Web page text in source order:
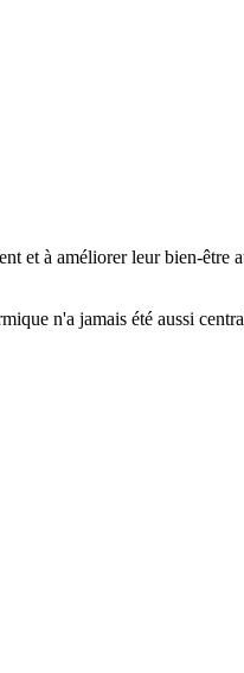
et à améliorer leur bien-être
n'a jamais été aussi